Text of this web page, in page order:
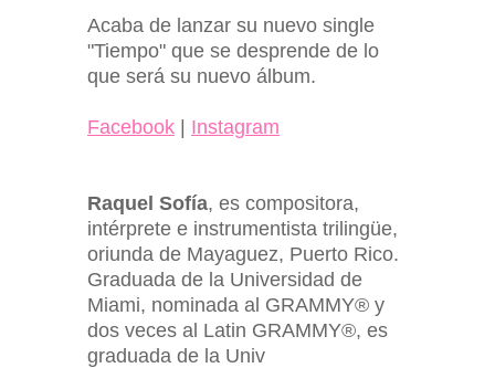
Acaba de lanzar su nuevo single
"Tiempo" que se desprende de lo
que será su nuevo álbum.
Facebook | Instagram
Raquel Sofía, es compositora,
intérprete e instrumentista trilingüe,
oriunda de Mayaguez, Puerto Rico.
Graduada de la Universidad de
Miami, nominada al GRAMMY® y
dos veces al Latin GRAMMY®, es
graduada de la Univ